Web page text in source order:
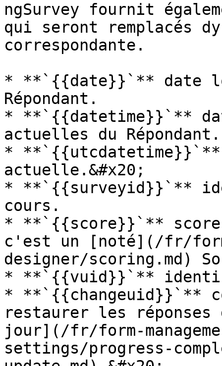
ngSurvey fournit
qui seront remplacés
correspondante.
* **`{{date}}`** date
Répondant.
* **`{{datetime}}`**
actuelles du Répondant.
* **`{{utcdatetime}}`**
actuelle.&#x20;
* **`{{surveyid}}`**
cours.
* **`{{score}}`** score
c'est un [noté](/fr/form-
designer/scoring.md)
* **`{{vuid}}`**
* **`{{changeuid}}`**
restaurer les réponses
jour](/fr/form-
settings/progress-